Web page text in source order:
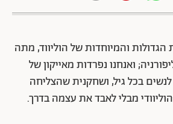
הגדולות והמיוחדות של הוליווד, מתה
ואנחנו נפרדות מאייקון של
בכל גיל, ושחקנית שהצליחה
מבלי לאבד את עצמה בדרך.